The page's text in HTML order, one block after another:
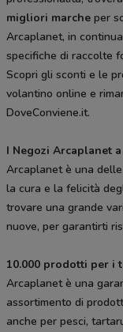
migliori marche per
Arcaplanet, in
specifiche di raccolte
Scopri gli sconti e le
volantino online e
DoveConviene.it.
I Negozi Arcaplanet
Arcaplanet è una
la cura e la felicità
trovare una grande
nuove, per garantirti
10.000 prodotti per i
Arcaplanet è una
assortimento di
anche per pesci,